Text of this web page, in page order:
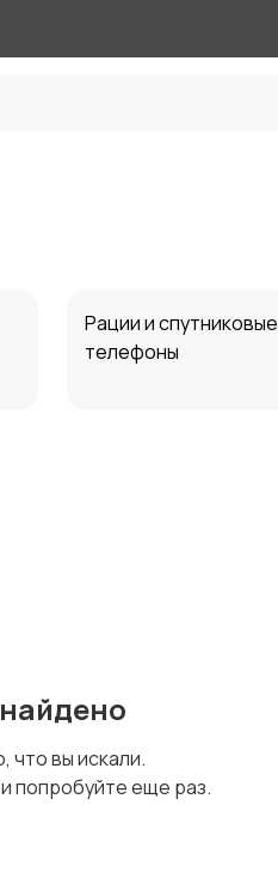
Рации и спутниковые
телефоны
что вы искали.
попробуйте еще раз.